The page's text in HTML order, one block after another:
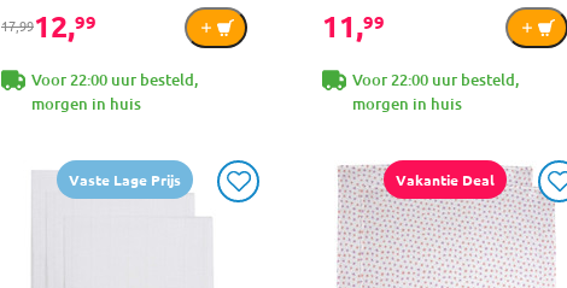
17,9912,99
Voor 22:00 uur besteld,
morgen in huis
11,99
Voor 22:00 uur besteld,
morgen in huis
Vaste Lage Prijs Vakantie Deal